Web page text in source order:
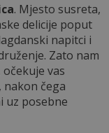
. Mjesto susreta,
delicije poput
napitci i
Zato nam
vas
nakon čega
uz posebne